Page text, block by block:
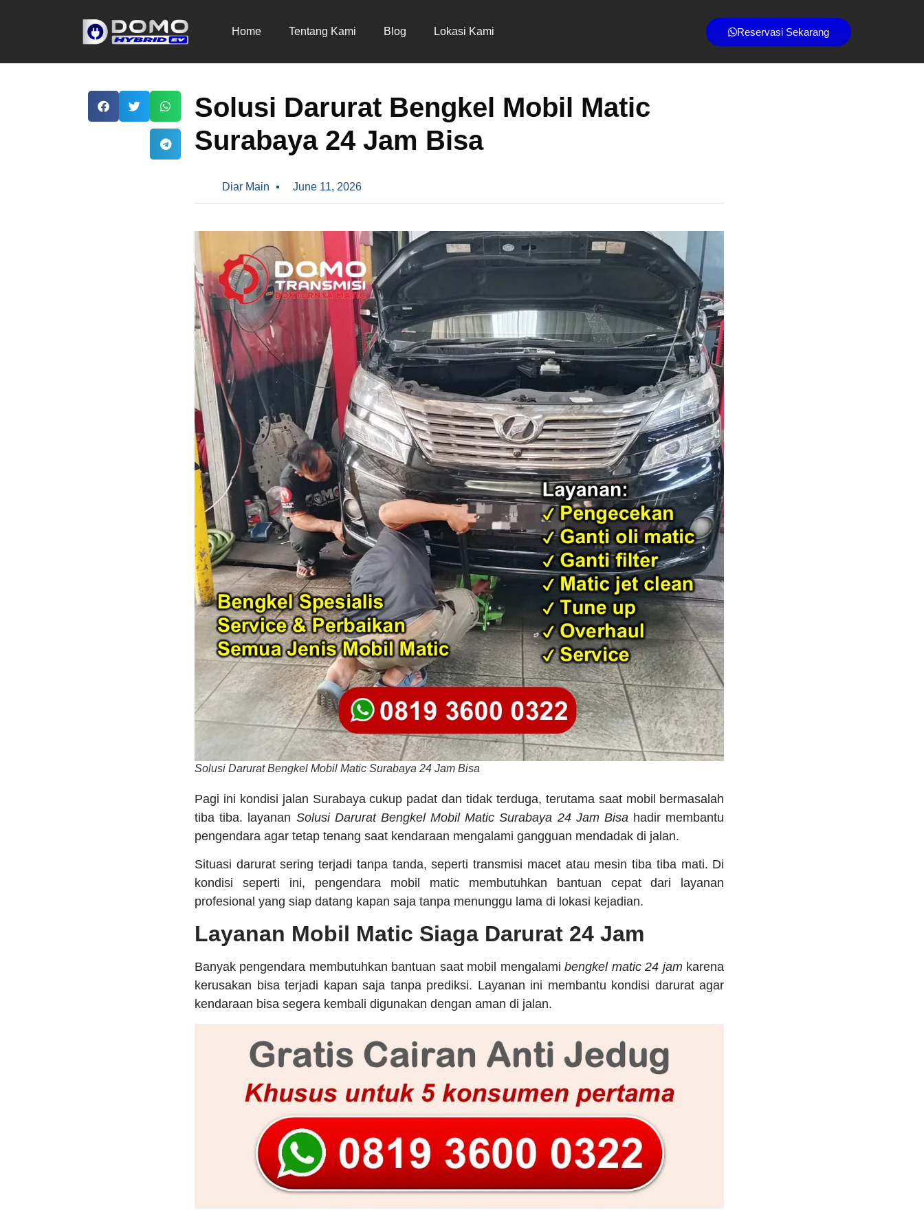
Home Tentang Kami Blog Lokasi Kami Reservasi Sekarang
Solusi Darurat Bengkel Mobil Matic
Surabaya 24 Jam Bisa
Diar Main June 11, 2026
Solusi Darurat Bengkel Mobil Matic Surabaya 24 Jam Bisa
Pagi ini kondisi jalan Surabaya cukup padat dan tidak terduga, terutama saat mobil bermasalah
tiba tiba. layanan Solusi Darurat Bengkel Mobil Matic Surabaya 24 Jam Bisa hadir membantu
pengendara agar tetap tenang saat kendaraan mengalami gangguan mendadak di jalan.
Situasi darurat sering terjadi tanpa tanda, seperti transmisi macet atau mesin tiba tiba mati. Di
kondisi seperti ini, pengendara mobil matic membutuhkan bantuan cepat dari layanan
profesional yang siap datang kapan saja tanpa menunggu lama di lokasi kejadian.
Layanan Mobil Matic Siaga Darurat 24 Jam
Banyak pengendara membutuhkan bantuan saat mobil mengalamibengkel matic 24 jamkarena
kerusakan bisa terjadi kapan saja tanpa prediksi. Layanan ini membantu kondisi darurat agar
kendaraan bisa segera kembali digunakan dengan aman di jalan.